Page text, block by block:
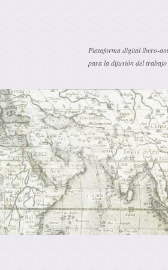
Plataforma digital ibero-
para la difusión del